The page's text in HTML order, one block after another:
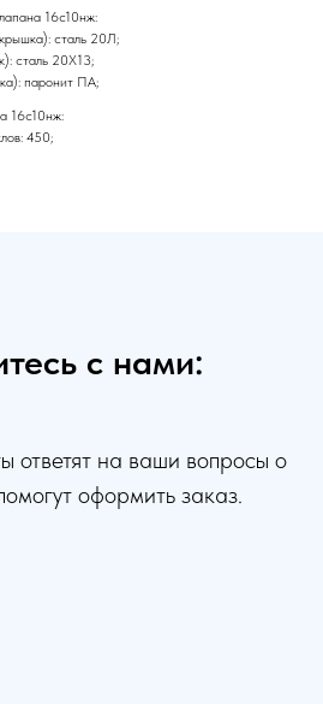
16с10нж:
сталь 20Л;
сталь 20Х13;
паронит ПА;
16с10нж:
450;
с нами:
ответят на ваши вопросы о
оформить заказ.